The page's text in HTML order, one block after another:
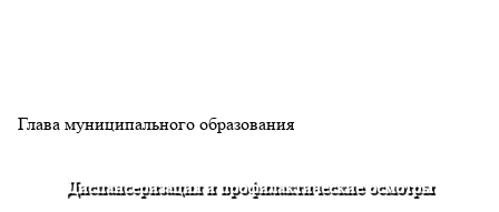
Глава муниципального образования
Диспансеризация и профилактические осмотры